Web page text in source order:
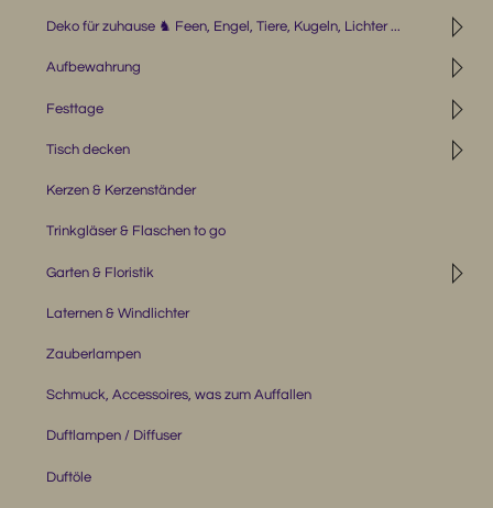
◹
Deko für zuhause ♞ Feen, Engel, Tiere, Kugeln, Lichter ...
◹
Aufbewahrung
◹
Festtage
◹
Tisch decken
Kerzen & Kerzenständer
Trinkgläser & Flaschen to go
◹
Garten & Floristik
Laternen & Windlichter
Zauberlampen
Schmuck, Accessoires, was zum Auffallen
Duftlampen / Diffuser
Duftöle